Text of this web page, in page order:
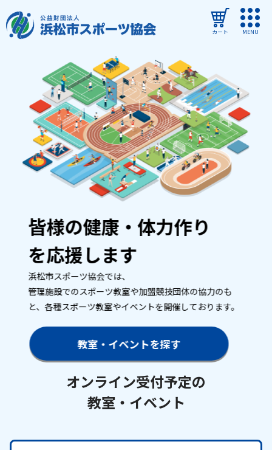
カート MENU
ログイン
教室・イベントを探す
ご利用ガイド
よくある質問
協会について
教室・イベントからのお知らせ
浜松市民スポーツ祭
お知らせ
個人情報の取り扱いに関する基本方針 特定商取引法に基づく表記サイトマップ
お問い合わせはこちら
053-411-8686
メールフォームでのお問い合わせ
各教室・イベントページの問い合わせ先までお願いいたします。
皆様の健康・体力作り
を応援します
浜松市スポーツ協会では、
管理施設でのスポーツ教室や加盟競技団体の協力のも
と、各種スポーツ教室やイベントを開催しております。
教室・イベントを探す
オンライン受付予定の
教室・イベント